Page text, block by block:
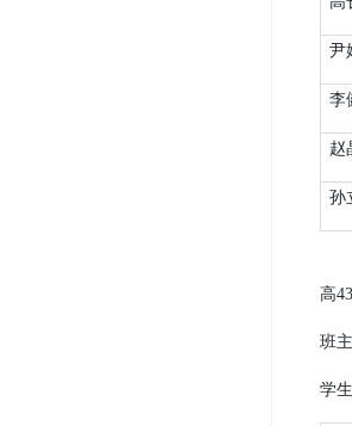
尹
李
赵
孙
高
班
学